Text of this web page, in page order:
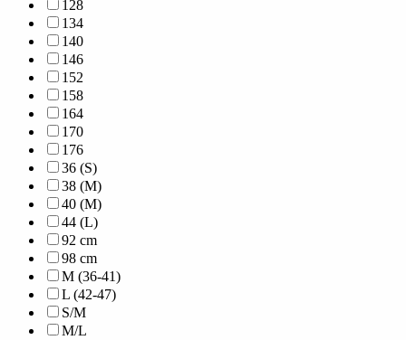
128
134
140
146
152
158
164
170
176
36 (S)
38 (M)
40 (M)
44 (L)
92 cm
98 cm
M (36-41)
L (42-47)
S/M
M/L